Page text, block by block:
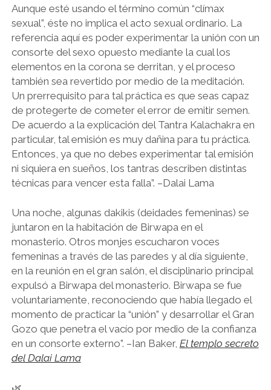
Aunque esté usando el término común “clímax
sexual”, éste no implica el acto sexual ordinario. La
referencia aquí es poder experimentar la unión con un
consorte del sexo opuesto mediante la cual los
elementos en la corona se derritan, y el proceso
también sea revertido por medio de la meditación.
Un prerrequisito para tal práctica es que seas capaz
de protegerte de cometer el error de emitir semen.
De acuerdo a la explicación del Tantra Kalachakra en
particular, tal emisión es muy dañina para tu práctica.
Entonces, ya que no debes experimentar tal emisión
ni siquiera en sueños, los tantras describen distintas
técnicas para vencer esta falla”. –Dalai Lama
Una noche, algunas dakikis (deidades femeninas) se
juntaron en la habitación de Birwapa en el
monasterio. Otros monjes escucharon voces
femeninas a través de las paredes y al día siguiente,
en la reunión en el gran salón, el disciplinario principal
expulsó a Birwapa del monasterio. Birwapa se fue
voluntariamente, reconociendo que había llegado el
momento de practicar la “unión” y desarrollar el Gran
Gozo que penetra el vacío por medio de la confianza
en un consorte externo”. –Ian Baker, El templo secreto
del Dalai Lama